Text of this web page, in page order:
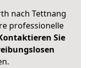
nach Tettnang
professionelle
Sie